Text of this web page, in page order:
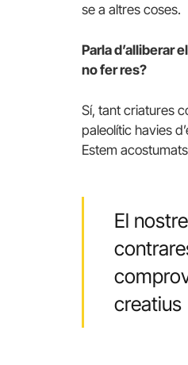
se a altres coses.
Parla d’alliberar
no fer res?
Sí, tant criatures
paleolític havies
Estem
El
creatius